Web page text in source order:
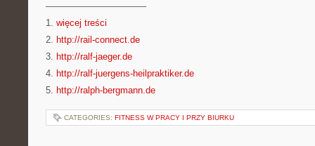
———————————
1. więcej treści
2. http://rail-connect.de
3. http://ralf-jaeger.de
4. http://ralf-juergens-heilpraktiker.de
5. http://ralph-bergmann.de
CATEGORIES: FITNESS W PRACY I PRZY BIURKU